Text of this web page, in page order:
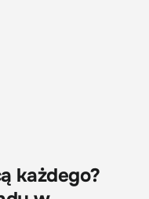
każdego?